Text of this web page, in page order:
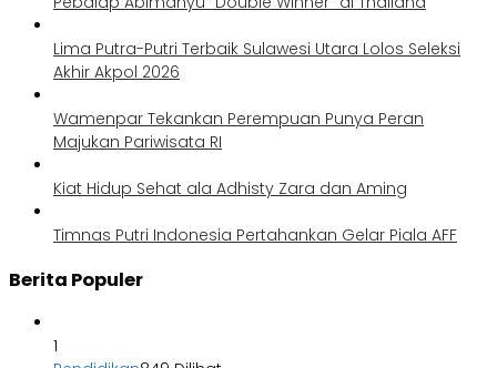
Lima Putra-Putri Terbaik Sulawesi Utara Lolos Seleksi
Akhir Akpol 2026
Wamenpar Tekankan Perempuan Punya Peran
Majukan Pariwisata RI
Kiat Hidup Sehat ala Adhisty Zara dan Aming
Timnas Putri Indonesia Pertahankan Gelar Piala AFF
Berita Populer
1